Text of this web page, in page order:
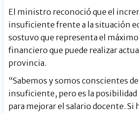
El ministro reconoció que el
insuficiente frente a la situación
sostuvo que representa el
financiero que puede realizar
provincia.
“Sabemos y somos conscientes de
insuficiente, pero es la posibilidad
para mejorar el salario docente.